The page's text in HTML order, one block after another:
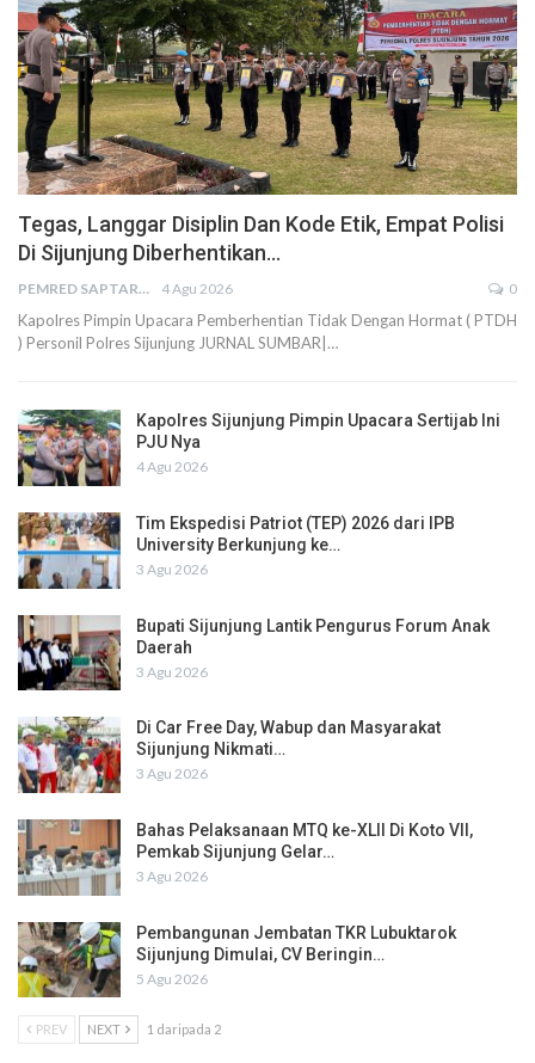
Tegas, Langgar Disiplin Dan Kode Etik, Empat Polisi
Di Sijunjung Diberhentikan…
PEMRED SAPTARIUS 4 Agu 2026 0
Kapolres Pimpin Upacara Pemberhentian Tidak Dengan Hormat ( PTDH
) Personil Polres Sijunjung JURNAL SUMBAR|…
Kapolres Sijunjung Pimpin Upacara Sertijab Ini
PJU Nya
4 Agu 2026
Tim Ekspedisi Patriot (TEP) 2026 dari IPB
University Berkunjung ke…
3 Agu 2026
Bupati Sijunjung Lantik Pengurus Forum Anak
Daerah
3 Agu 2026
Di Car Free Day, Wabup dan Masyarakat
Sijunjung Nikmati…
3 Agu 2026
Bahas Pelaksanaan MTQ ke-XLII Di Koto VII,
Pemkab Sijunjung Gelar…
3 Agu 2026
Pembangunan Jembatan TKR Lubuktarok
Sijunjung Dimulai, CV Beringin…
5 Agu 2026
PREV NEXT 1 daripada 2